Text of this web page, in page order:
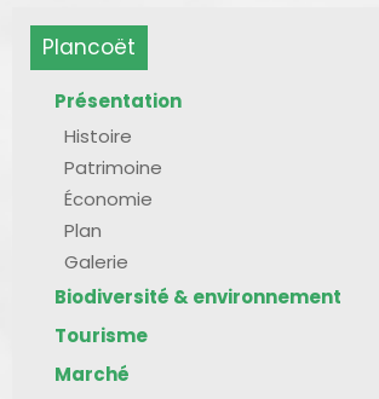
Plancoët
Présentation
Histoire
Patrimoine
Économie
Plan
Galerie
Biodiversité & environnement
Tourisme
Marché